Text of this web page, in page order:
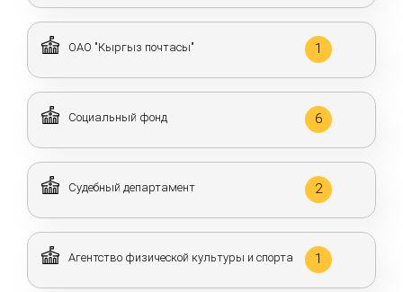
ОАО "Кыргыз почтасы" 1
Социальный фонд 6
Судебный департамент 2
Агентство физической культуры и спорта 1